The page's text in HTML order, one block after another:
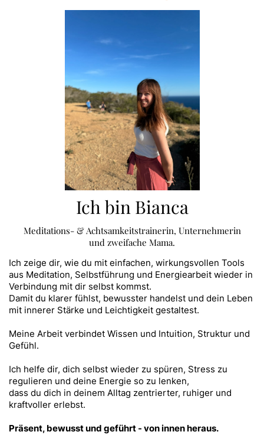
Ich bin Bianca
Meditations- & Achtsamkeitstrainerin, Unternehmerin
und zweifache Mama.
Ich zeige dir, wie du mit einfachen, wirkungsvollen Tools
aus Meditation, Selbstführung und Energiearbeit wieder in
Verbindung mit dir selbst kommst.
Damit du klarer fühlst, bewusster handelst und dein Leben
mit innerer Stärke und Leichtigkeit gestaltest.
Meine Arbeit verbindet Wissen und Intuition, Struktur und
Gefühl.
Ich helfe dir, dich selbst wieder zu spüren, Stress zu
regulieren und deine Energie so zu lenken,
dass du dich in deinem Alltag zentrierter, ruhiger und
kraftvoller erlebst.
Präsent, bewusst und geführt - von innen heraus.